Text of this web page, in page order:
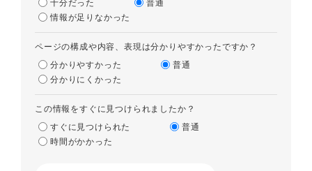
十分だった
普通
情報が足りなかった
ページの構成や内容、表現は分かりやすかったですか？
分かりやすかった
普通
分かりにくかった
この情報をすぐに見つけられましたか？
すぐに見つけられた
普通
時間がかかった